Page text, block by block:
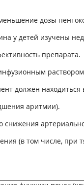
дозы
у детей изучены
препарата.
должен находиться
аритмии).
снижения
(в том числе, при